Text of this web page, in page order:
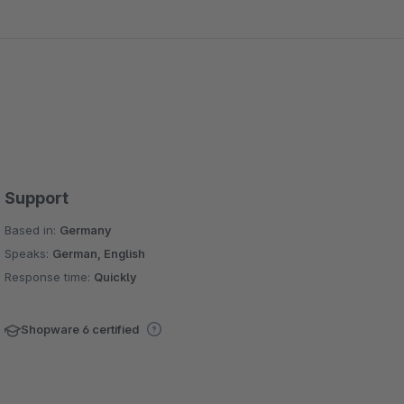
diesen Fehler verursachen können.
Support
Based in: Germany
Speaks: German, English
Response time: Quickly
Shopware 6 certified